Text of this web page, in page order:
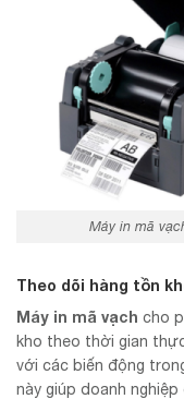
Máy in mã
Theo dõi hàng tồn
Máy in mã vạch cho
kho theo thời gian
với các biến động
này giúp doanh